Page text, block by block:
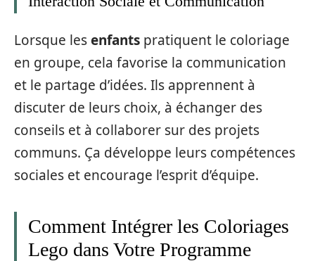
Lorsque lesenfants pratiquent le coloriage
en groupe, cela favorise la communication
et le partage d’idées. Ils apprennent à
discuter de leurs choix, à échanger des
conseils et à collaborer sur des projets
communs. Ça développe leurs compétences
sociales et encourage l’esprit d’équipe.
Comment Intégrer les Coloriages
Lego dans Votre Programme